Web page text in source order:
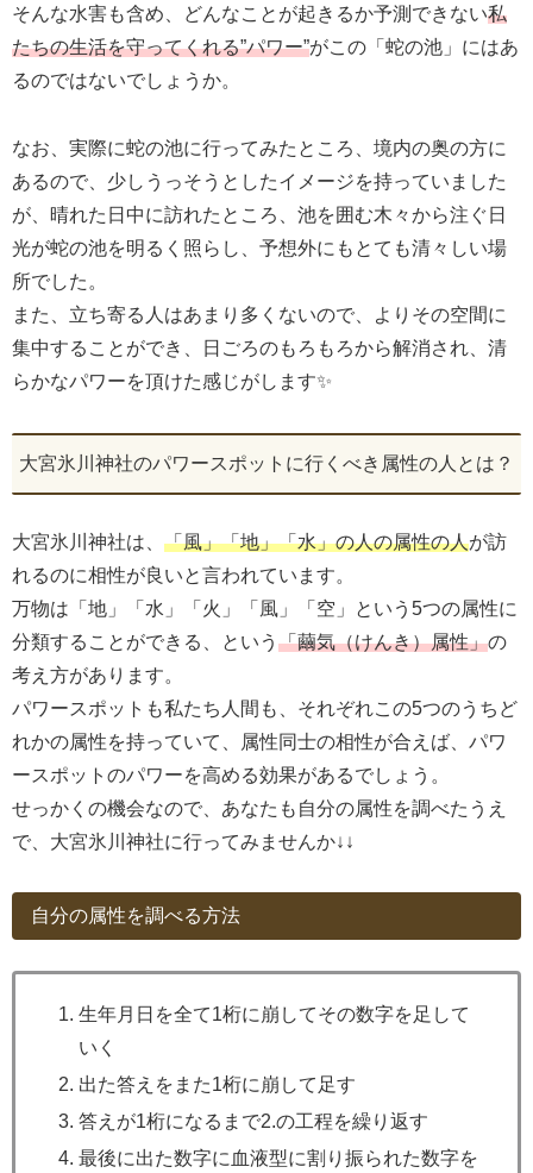
そんな水害も含め、どんなことが起きるか予測できない私
たちの生活を守ってくれる”パワー”がこの「蛇の池」にはあ
るのではないでしょうか。
なお、実際に蛇の池に行ってみたところ、境内の奥の方に
あるので、少しうっそうとしたイメージを持っていました
が、晴れた日中に訪れたところ、池を囲む木々から注ぐ日
光が蛇の池を明るく照らし、予想外にもとても清々しい場
所でした。
また、立ち寄る人はあまり多くないので、よりその空間に
集中することができ、日ごろのもろもろから解消され、清
らかなパワーを頂けた感じがします✨
大宮氷川神社のパワースポットに行くべき属性の人とは？
大宮氷川神社は、 「風」「地」「水」の人の属性の人が訪
れるのに相性が良いと言われています。
万物は「地」「水」「火」「風」「空」という5つの属性に
分類することができる、という 「繭気（けんき）属性」の
考え方があります。
パワースポットも私たち人間も、それぞれこの5つのうちど
れかの属性を持っていて、属性同士の相性が合えば、パワ
ースポットのパワーを高める効果があるでしょう。
せっかくの機会なので、あなたも自分の属性を調べたうえ
で、大宮氷川神社に行ってみませんか↓↓
自分の属性を調べる方法
生年月日を全て1桁に崩してその数字を足して
いく
出た答えをまた1桁に崩して足す
答えが1桁になるまで2.の工程を繰り返す
最後に出た数字に血液型に割り振られた数字を